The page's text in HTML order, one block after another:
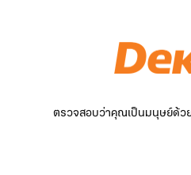
ตรวจสอบว่าคุณเป็นมนุษย์ด้ว